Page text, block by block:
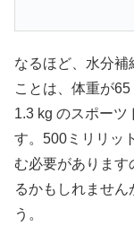
なるほど、水分補
ことは、体重が65
1.3 kg のスポーツ
す。500ミリリッ
む必要があります
るかもしれません
う。